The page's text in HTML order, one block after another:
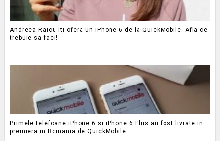
Andreea Raicu iti ofera un iPhone 6 de la QuickMobile. Afla ce
trebuie sa faci!
Primele telefoane iPhone 6 si iPhone 6 Plus au fost livrate in
premiera in Romania de QuickMobile